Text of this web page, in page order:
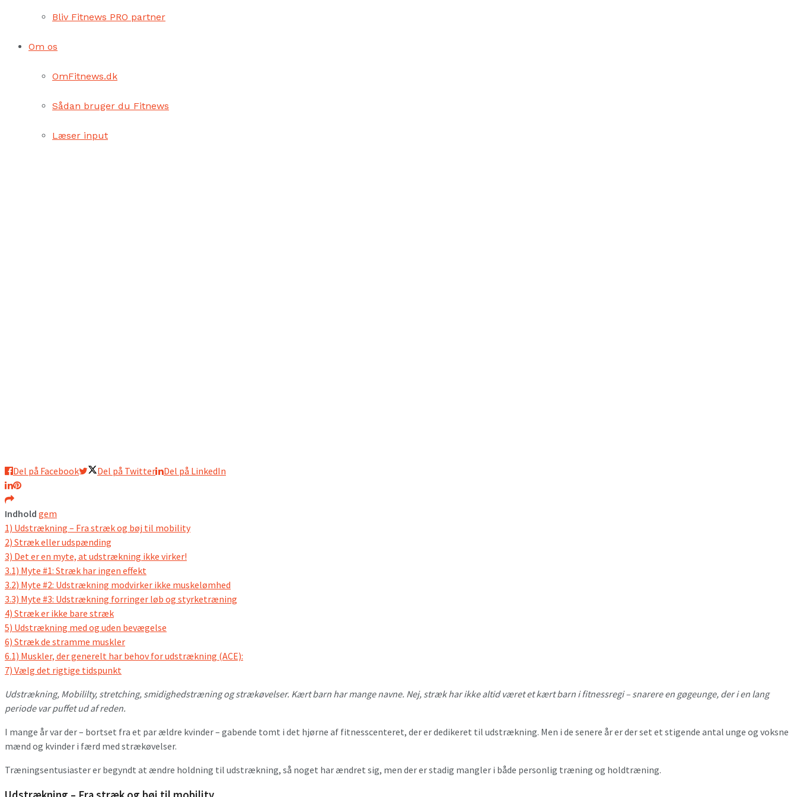
Bliv Fitnews PRO partner
Om os
OmFitnews.dk
Sådan bruger du Fitnews
Læser input
Del på Facebook Del på Twitter Del på LinkedIn
Indhold gem
1) Udstrækning – Fra stræk og bøj til mobility
2) Stræk eller udspænding
3) Det er en myte, at udstrækning ikke virker!
3.1) Myte #1: Stræk har ingen effekt
3.2) Myte #2: Udstrækning modvirker ikke muskelømhed
3.3) Myte #3: Udstrækning forringer løb og styrketræning
4) Stræk er ikke bare stræk
5) Udstrækning med og uden bevægelse
6) Stræk de stramme muskler
6.1) Muskler, der generelt har behov for udstrækning (ACE):
7) Vælg det rigtige tidspunkt
Udstrækning, Mobililty, stretching, smidighedstræning og strækøvelser. Kært barn har mange navne. Nej, stræk har ikke altid været et kært barn i fitnessregi – snarere en gøgeunge, der i en lang
periode var puffet ud af reden.
I mange år var der – bortset fra et par ældre kvinder – gabende tomt i det hjørne af fitnesscenteret, der er dedikeret til udstrækning. Men i de senere år er der set et stigende antal unge og voksne
mænd og kvinder i færd med strækøvelser.
Træningsentusiaster er begyndt at ændre holdning til udstrækning, så noget har ændret sig, men der er stadig mangler i både personlig træning og holdtræning.